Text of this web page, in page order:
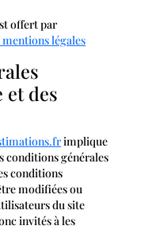
offert par
légales
et des
implique
conditions générales
conditions
modifiées ou
du site
invités à les